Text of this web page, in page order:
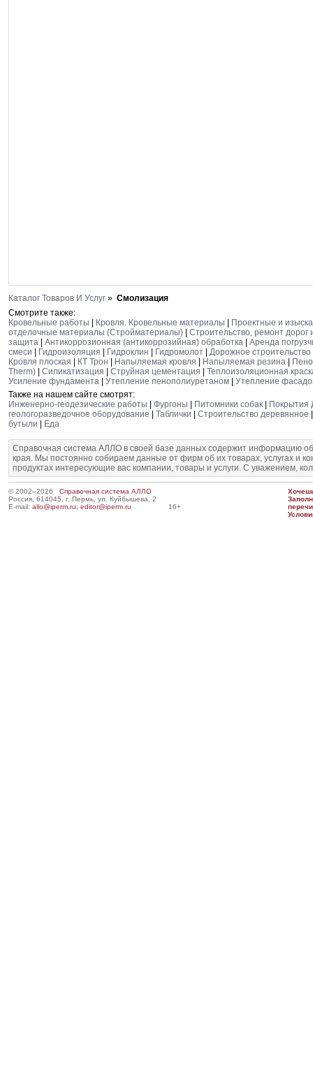
Каталог Товаров И Услуг » Смолизация
Смотрите также:
Кровельные работы
Кровля. Кровельные материалы
Проектные и
отделочные материалы (Стройматериалы)
Строительство, ремонт дорог
защита
Антикоррозионная (антикоррозийная) обработка
Аренда
смеси
Гидроизоляция Гидроклин Гидромолот Дорожное строительство
Кровля плоская
КТ Трон Напыляемая кровля Напыляемая резина
Therm)
Силикатизация Струйная цементация
Теплоизоляционная
Усиление фундамента
Утепление пенополиуретаном
Утепление
Также на нашем сайте смотрят:
Инженерно-геодезические работы
Фургоны Питомники собак
Покрытия
геологоразведочное оборудование
Таблички Строительство деревянное
бутыли
Еда
Справочная система АЛЛО в своей базе данных содержит информацию
края. Мы постоянно собираем данные от фирм об их товарах, услугах и
продуктах интересующие вас компании, товары и услуги. С уважением,
© 2002–2026 Справочная система АЛЛО
Россия, 614045, г. Пермь, ул. Куйбышева, 2
E-mail: allo@iperm.ru; editor@iperm.ru 16+